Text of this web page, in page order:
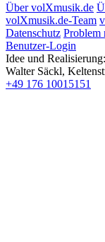
Über volXmusik.de
volXmusik.de-Team
Datenschutz Problem
Benutzer-Login
Idee und Realisierung:
Walter Säckl,
+49 176 10015151